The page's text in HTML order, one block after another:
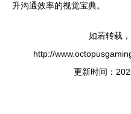
升沟通效率的视觉宝典。
如若转载
http://
更新时间：